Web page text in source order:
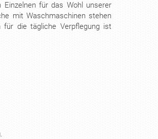
für das Wohl unserer
mit Waschmaschinen stehen
für die tägliche Verpflegung ist